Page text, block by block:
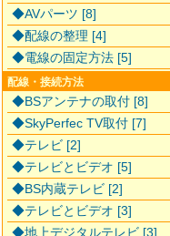
◆AVパーツ [8]
◆配線の整理 [4]
◆電線の固定方法 [5]
配線・接続方法
◆BSアンテナの取付 [8]
◆SkyPerfec TV取付 [7]
◆テレビ [2]
◆テレビとビデオ [5]
◆BS内蔵テレビ [2]
◆テレビとビデオ [3]
◆地上デジタルテレビ [3]